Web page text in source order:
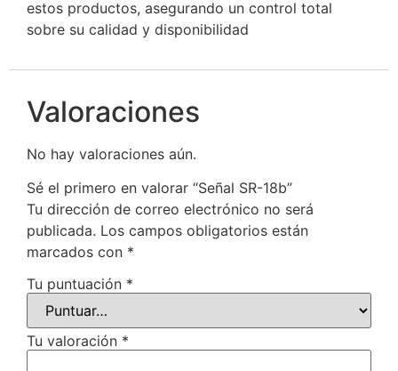
estos productos, asegurando un control total
sobre su calidad y disponibilidad
Valoraciones
No hay valoraciones aún.
Sé el primero en valorar “Señal SR-18b”
Tu dirección de correo electrónico no será
publicada. Los campos obligatorios están
marcados con *
Tu puntuación *
Tu valoración *